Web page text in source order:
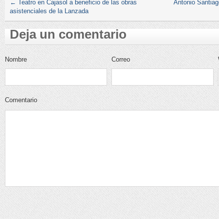
←
Teatro en Cajasol a beneficio de las obras
asistenciales de la Lanzada
Antonio
Deja un comentario
Nombre Correo
Comentario